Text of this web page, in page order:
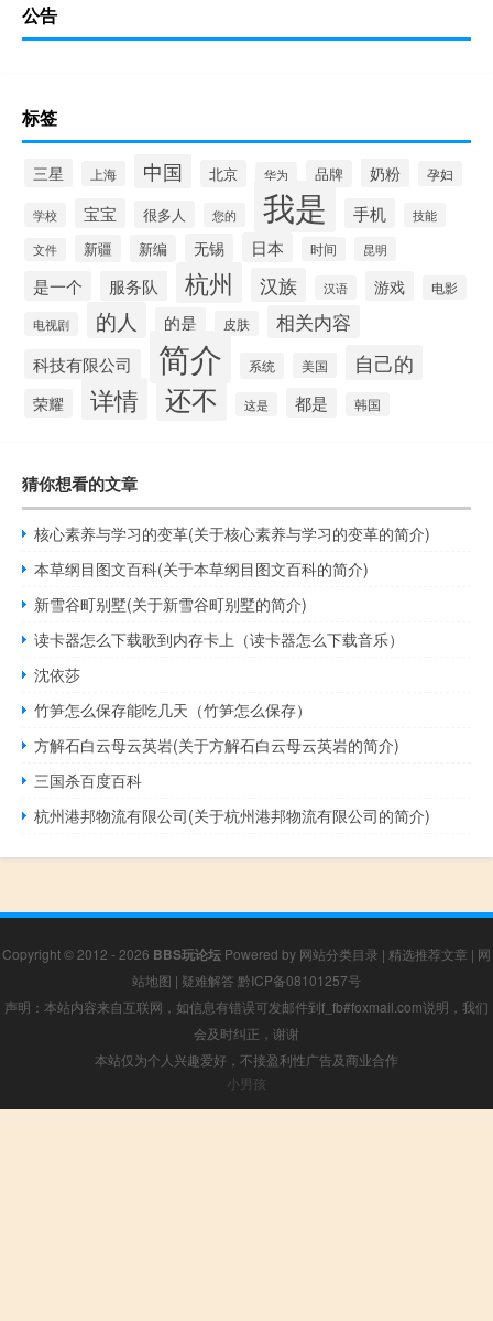
公告
标签
三星 上海 中国 北京 华为 品牌 奶粉 孕妇
学校 宝宝 很多人 您的 我是 手机 技能
文件 新疆 新编 无锡 日本 时间 昆明
是一个 服务队 杭州 汉族 汉语 游戏 电影
电视剧 的人 的是 皮肤 相关内容
科技有限公司 简介 系统 美国 自己的
荣耀 详情 还不 这是 都是 韩国
猜你想看的文章
核心素养与学习的变革(关于核心素养与学习的变革的简介)
本草纲目图文百科(关于本草纲目图文百科的简介)
新雪谷町别墅(关于新雪谷町别墅的简介)
读卡器怎么下载歌到内存卡上（读卡器怎么下载音乐）
沈依莎
竹笋怎么保存能吃几天（竹笋怎么保存）
方解石白云母云英岩(关于方解石白云母云英岩的简介)
三国杀百度百科
杭州港邦物流有限公司(关于杭州港邦物流有限公司的简介)
Copyright © 2012 - 2026 BBS玩论坛 Powered by 网站分类目录 | 精选推荐文章 | 网
站地图 | 疑难解答 黔ICP备08101257号
声明：本站内容来自互联网，如信息有错误可发邮件到f_fb#foxmail.com说明，我们
会及时纠正，谢谢
本站仅为个人兴趣爱好，不接盈利性广告及商业合作
小男孩